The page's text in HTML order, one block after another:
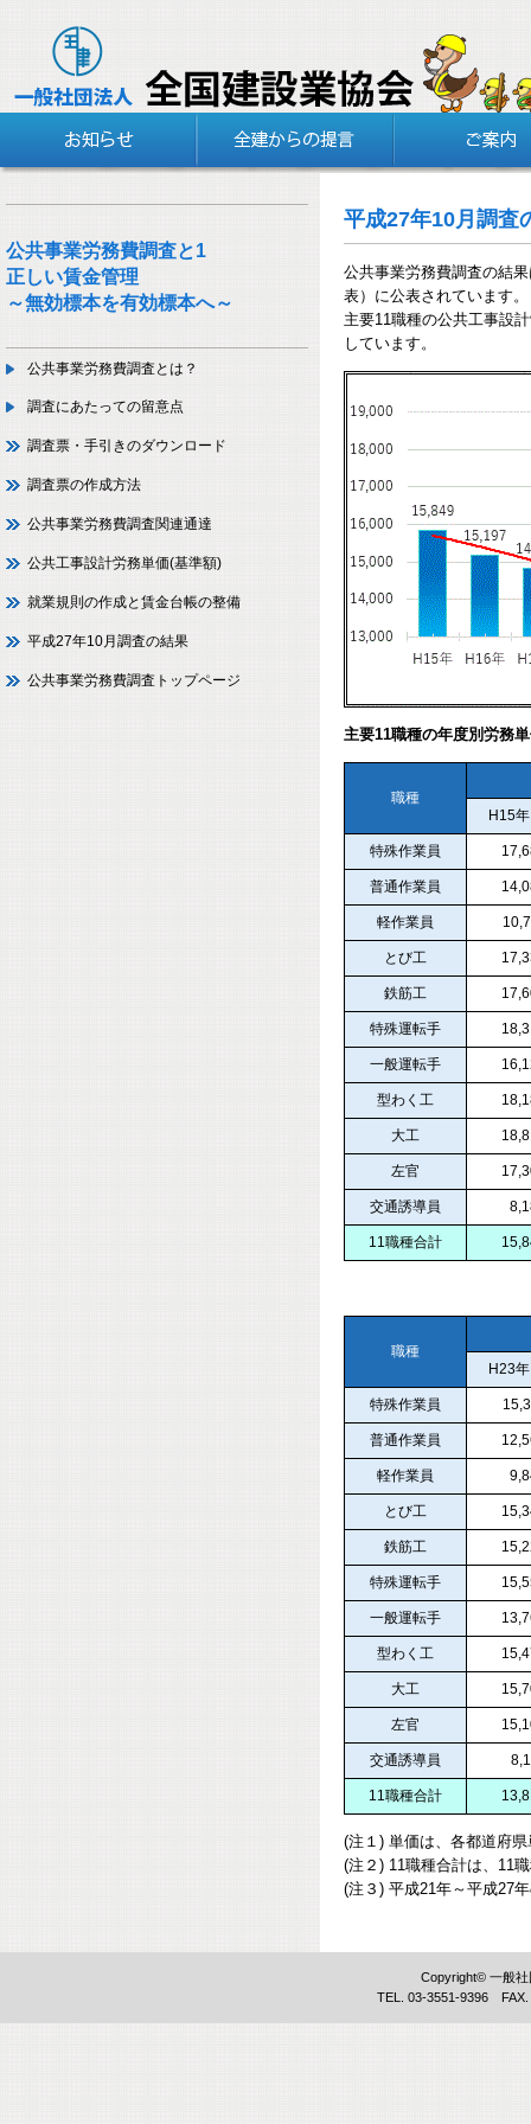
平成27年10月調査
公共事業労務費調査の結
表）に公表されています。
主要11職種の公共工事設
しています。
主要11職種の年度別労務
職種
H15年
特殊作業員
普通作業員
軽作業員
とび工
鉄筋工
特殊運転手
一般運転手
型わく工
大工
左官
交通誘導員
11職種合計
職種
H23年
特殊作業員
普通作業員
軽作業員
とび工
鉄筋工
特殊運転手
一般運転手
型わく工
大工
左官
交通誘導員
11職種合計
(注１) 単価は、各都道府
(注２) 11職種合計は、11
(注３) 平成21年～平成27
公共事業労務費調査と1
正しい賃金管理
～無効標本を有効標本へ～
公共事業労務費調査とは？
調査にあたっての留意点
調査票・手引きのダウンロード
調査票の作成方法
公共事業労務費調査関連通達
公共工事設計労務単価(基準額)
就業規則の作成と賃金台帳の整備
平成27年10月調査の結果
公共事業労務費調査トップページ
Copyright© 一般
TEL. 03-3551-9396